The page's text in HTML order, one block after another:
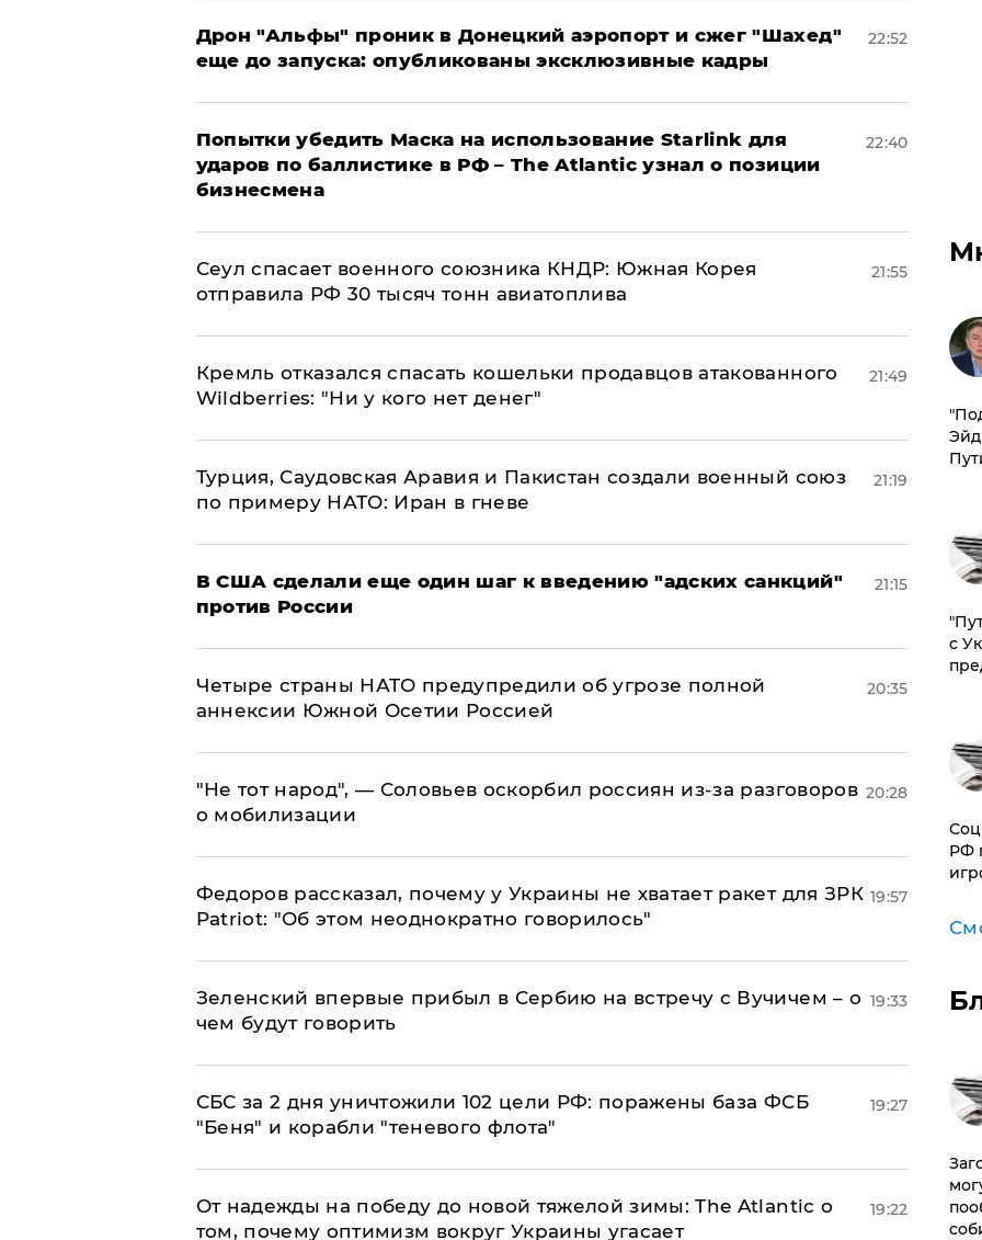
Дрон "Альфы" проник в Донецкий аэропорт и сжег "Шахед"
еще до запуска: опубликованы эксклюзивные кадры
22:52
Попытки убедить Маска на использование Starlink для
ударов по баллистике в РФ – The Atlantic узнал о позиции
бизнесмена
22:40
​Сеул спасает военного союзника КНДР: Южная Корея
отправила РФ 30 тысяч тонн авиатоплива
21:55
Кремль отказался спасать кошельки продавцов атакованного
Wildberries: "Ни у кого нет денег"
21:49
Турция, Саудовская Аравия и Пакистан создали военный союз
по примеру НАТО: Иран в гневе
21:19
В США сделали еще один шаг к введению "адских санкций"
против России
21:15
Четыре страны НАТО предупредили об угрозе полной
аннексии Южной Осетии Россией
20:35
​"Не тот народ", — Соловьев оскорбил россиян из-за разговоров
о мобилизации
20:28
Федоров рассказал, почему у Украины не хватает ракет для ЗРК
Patriot: "Об этом неоднократно говорилось"
19:57
Зеленский впервые прибыл в Сербию на встречу с Вучичем – о
чем будут говорить
19:33
СБС за 2 дня уничтожили 102 цели РФ: поражены база ФСБ
"Беня" и корабли "теневого флота"
19:27
От надежды на победу до новой тяжелой зимы: The Atlantic о
том, почему оптимизм вокруг Украины угасает
19:22
с
РФ